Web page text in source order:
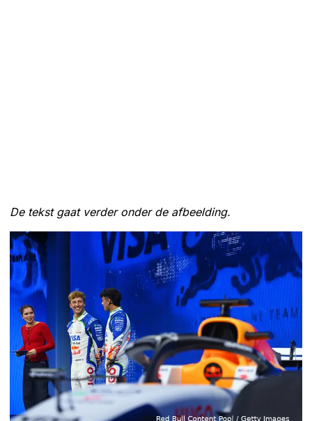
De tekst gaat verder onder de afbeelding.